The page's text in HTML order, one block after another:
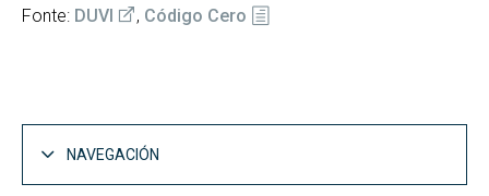
Fonte: DUVI , Código Cero
NAVEGACIÓN